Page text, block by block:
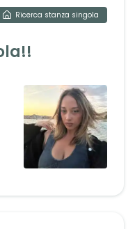
Ricerca stanza singola